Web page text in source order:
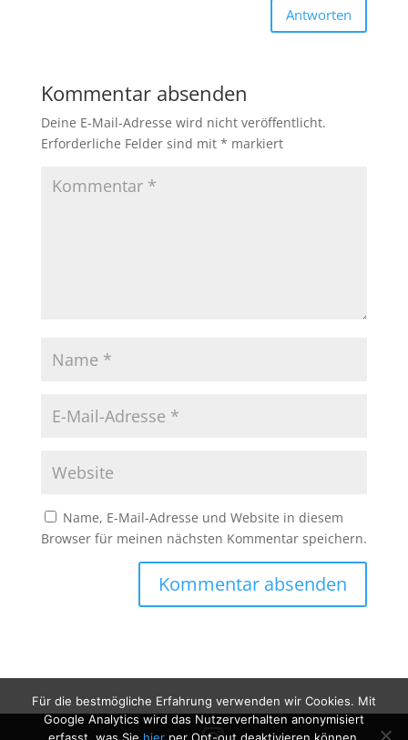
Antworten
Kommentar absenden
Deine E-Mail-Adresse wird nicht veröffentlicht.
Erforderliche Felder sind mit * markiert
Name, E-Mail-Adresse und Website in diesem
Browser für meinen nächsten Kommentar speichern.
Für die bestmögliche Erfahrung verwenden wir Cookies. Mit
Google Analytics wird das Nutzerverhalten anonymisiert